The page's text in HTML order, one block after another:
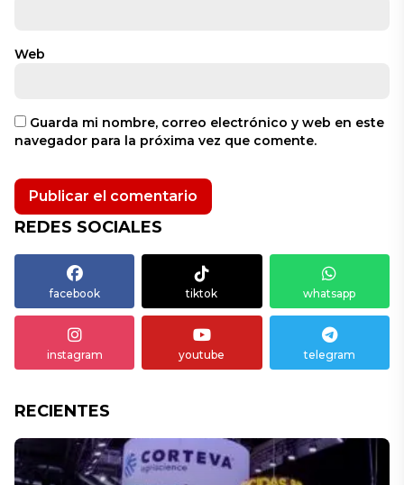
Web
Guarda mi nombre, correo electrónico y web en este
navegador para la próxima vez que comente.
REDES SOCIALES
facebook tiktok whatsapp
instagram youtube telegram
RECIENTES